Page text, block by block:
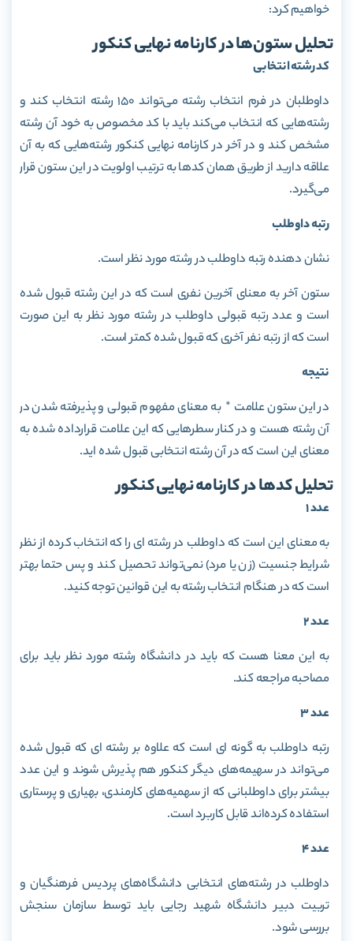
خواهیم کرد:
تحلیل ستون‌ها در کارنامه نهایی کنکور
کد رشته انتخابی
داوطلبان در فرم انتخاب رشته می‌تواند 150 رشته انتخاب کند و
رشته‌هایی که انتخاب می‌کند باید با کد مخصوص به خود آن رشته
مشخص کند و در آخر در کارنامه نهایی کنکور رشته‌هایی که به آن
علاقه دارید از طریق همان کدها به ترتیب اولویت در این ستون قرار
می‌گیرد.
رتبه داوطلب
نشان دهنده رتبه داوطلب در رشته مورد نظر است.
ستون آخر به معنای آخرین نفری است که در این رشته قبول شده
است و عدد رتبه قبولی داوطلب در رشته مورد نظر به این صورت
است که از رتبه نفر آخری که قبول شده کمتر است.
نتیجه
در این ستون علامت * به معنای مفهوم قبولی و پذیرفته شدن در
آن رشته هست و در کنار سطرهایی که این علامت قرارداده شده به
معنای این است که در آن رشته انتخابی قبول شده اید.
تحلیل کدها در کارنامه نهایی کنکور
عدد 1
به معنای این است که داوطلب در رشته ای را که انتخاب کرده از نظر
شرایط جنسیت (زن یا مرد) نمی‌تواند تحصیل کند و پس حتما بهتر
است که در هنگام انتخاب رشته به این قوانین توجه کنید.
عدد 2
به این معنا هست که باید در دانشگاه رشته مورد نظر باید برای
مصاحبه مراجعه کند.
عدد 3
رتبه داوطلب به گونه ای است که علاوه بر رشته ای که قبول شده
می‌تواند در سهیمه‌های دیگر کنکور هم پذیرش شوند و این عدد
بیشتر برای داوطلبانی که از سهمیه‌های کارمندی، بهیاری و پرستاری
استفاده کرده‌اند قابل کاربرد است.
عدد 4
داوطلب در رشته‌های انتخابی دانشگاه‌های پردیس فرهنگیان و
تربیت دبیر دانشگاه شهید رجایی باید توسط سازمان سنجش
بررسی شود.